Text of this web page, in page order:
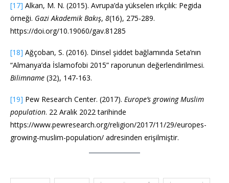
[17] Alkan, M. N. (2015). Avrupa’da yükselen ırkçılık: Pegida
örneği. Gazi Akademik Bakış, 8(16), 275-289.
https://doi.org/10.19060/gav.81285
[18] Ağçoban, S. (2016). Dinsel şiddet bağlamında Seta’nın
“Almanya’da İslamofobi 2015” raporunun değerlendirilmesi.
Bilimname (32), 147-163.
[19] Pew Research Center. (2017). Europe’s growing Muslim
population. 22 Aralık 2022 tarihinde
https://www.pewresearch.org/religion/2017/11/29/europes-
growing-muslim-population/ adresinden erişilmiştir.